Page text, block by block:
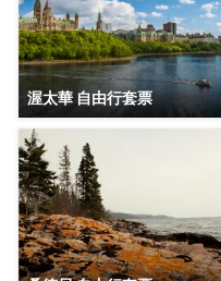
渥太華 自由行套票